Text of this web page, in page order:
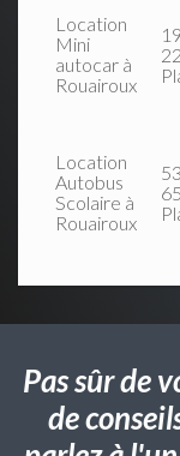
Location
Mini
autocar à
Rouairoux
22
Location
Autobus
Scolaire à
Rouairoux
65
Pas sûr de
de